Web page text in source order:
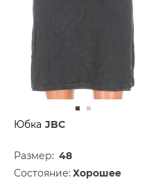
Юбка JBC
Размер: 48
Состояние: Хорошее